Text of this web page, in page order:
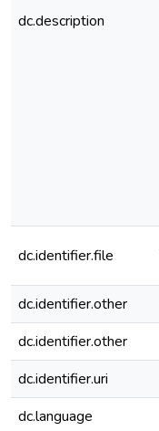
dc.description
dc.identifier.file
dc.identifier.other
dc.identifier.other
dc.identifier.uri
dc.language